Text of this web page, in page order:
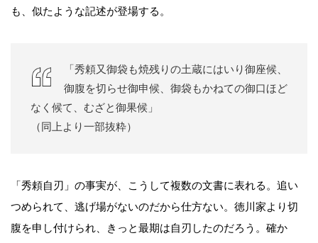
も、似たような記述が登場する。
「秀頼又御袋も焼残りの土蔵にはいり御座候、
御腹を切らせ御申候、御袋もかねての御口ほど
なく候て、むざと御果候」
（同上より一部抜粋）
「秀頼自刃」の事実が、こうして複数の文書に表れる。追い
つめられて、逃げ場がないのだから仕方ない。徳川家より切
腹を申し付けられ、きっと最期は自刃したのだろう。確か